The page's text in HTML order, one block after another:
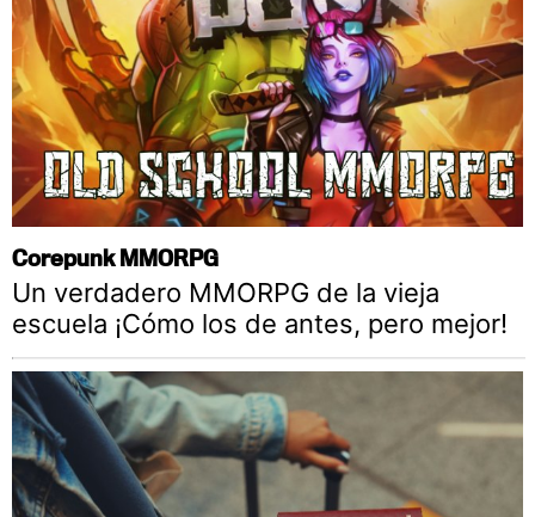
Corepunk MMORPG
Un verdadero MMORPG de la vieja
escuela ¡Cómo los de antes, pero mejor!